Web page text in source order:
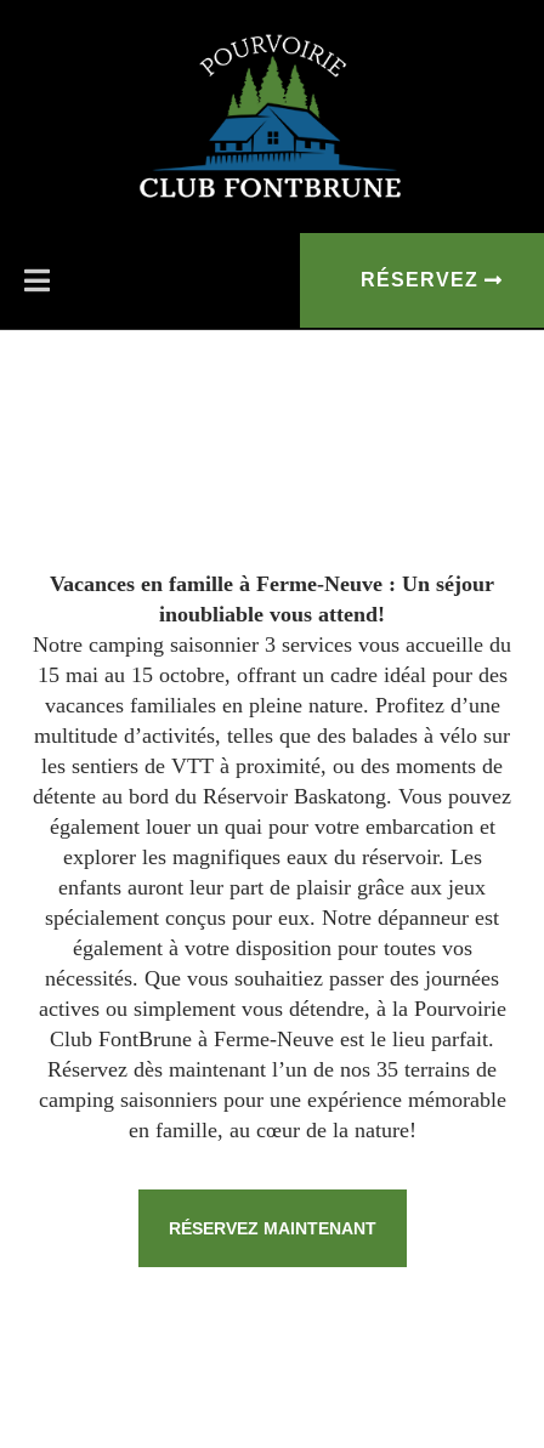
RÉSERVEZ
Vacances en famille à Ferme-Neuve : Un séjour
inoubliable vous attend!
Notre camping saisonnier 3 services vous accueille du
15 mai au 15 octobre, offrant un cadre idéal pour des
vacances familiales en pleine nature. Profitez d’une
multitude d’activités, telles que des balades à vélo sur
les sentiers de VTT à proximité, ou des moments de
détente au bord du Réservoir Baskatong. Vous pouvez
également louer un quai pour votre embarcation et
explorer les magnifiques eaux du réservoir. Les
enfants auront leur part de plaisir grâce aux jeux
spécialement conçus pour eux. Notre dépanneur est
également à votre disposition pour toutes vos
nécessités. Que vous souhaitiez passer des journées
actives ou simplement vous détendre, à la Pourvoirie
Club FontBrune à Ferme-Neuve est le lieu parfait.
Réservez dès maintenant l’un de nos 35 terrains de
camping saisonniers pour une expérience mémorable
en famille, au cœur de la nature!
RÉSERVEZ MAINTENANT